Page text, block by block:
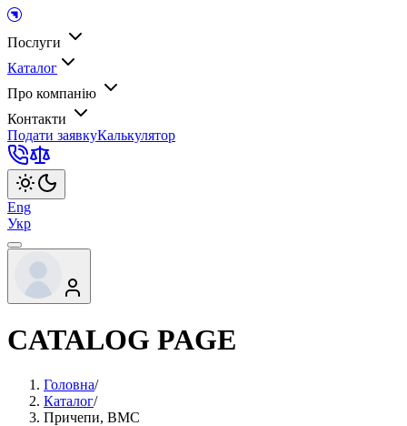
Послуги
Каталог
Про компанію
Контакти
Подати заявкуКалькулятор
Eng
Укр
CATALOG PAGE
Головна/
Каталог/
Причепи, BMC